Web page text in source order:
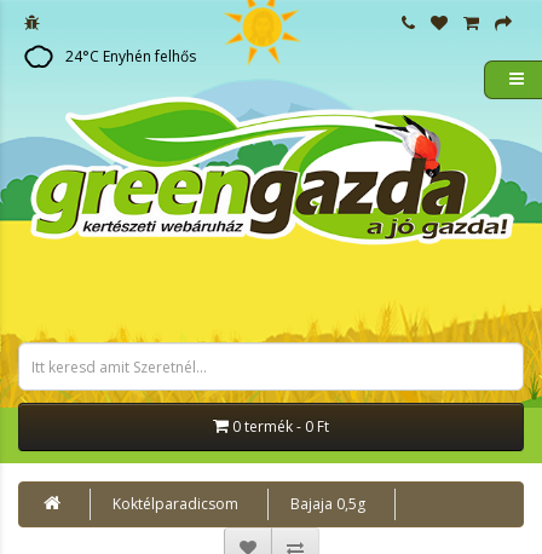
24°C Enyhén felhős
0 termék - 0 Ft
Koktélparadicsom Bajaja 0,5g